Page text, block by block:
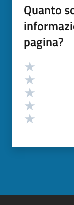
Quanto
pagina?
Valutazione